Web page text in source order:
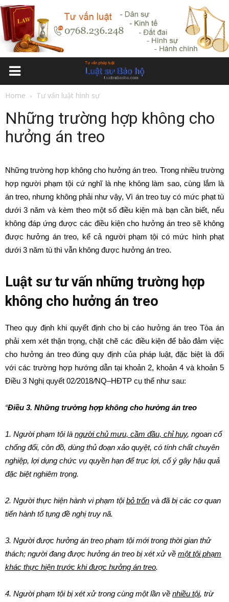
Home Tư vấn luật hình sự
Những trường hợp không cho
hưởng án treo
Những trường hợp không cho hưởng án treo. Trong nhiều trường
hợp người phạm tội cứ nghĩ là nhẹ không làm sao, cùng lắm là
án treo, nhưng không phải như vậy, Vì án treo tuy có mức phạt tù
dưới 3 năm và kèm theo một số điều kiện mà bạn cần biết, nếu
không đáp ứng được các điều kiện cho hưởng án treo sẽ không
được hưởng án treo, kể cả người phạm tội có mức hình phạt
dưới 3 năm tù thì vẫn không được hưởng án treo.
Luật sư tư vấn những trường hợp
không cho hưởng án treo
Theo quy định khi quyết định cho bị cáo hưởng án treo Tòa án
phải xem xét thận trọng, chặt chẽ các điều kiện để bảo đảm việc
cho hưởng án treo đúng quy định của pháp luật, đặc biệt là đối
với các trường hợp hướng dẫn tại khoản 2, khoản 4 và khoản 5
Điều 3 Nghị quyết 02/2018/NQ–HĐTP cụ thể như sau:
“Điều 3. Những trường hợp không cho hưởng án treo
1. Người phạm tội là người chủ mưu, cầm đầu, chỉ huy, ngoan cố
chống đối, côn đồ, dùng thủ đoạn xảo quyệt, có tính chất chuyên
nghiệp, lợi dụng chức vụ quyền hạn để trục lợi, cố ý gây hậu quả
đặc biệt nghiêm trọng.
2. Người thực hiện hành vi phạm tộibỏ trốn và đã bị các cơ quan
tiến hành tố tụng đề nghị truy nã.
3. Người được hưởng án treo phạm tội mới trong thời gian thử
thách; người đang được hưởng án treo bị xét xử về một tội phạm
khác thực hiện trước khi được hưởng án treo.
4. Người phạm tội bị xét xử trong cùng một lần về nhiều tội, trừ